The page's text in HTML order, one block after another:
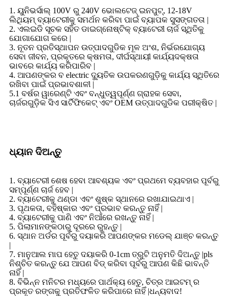
1. ୟୁନିଭର୍ସାଲ୍ 100V ରୁ 240V ଭୋଲଟେଜ୍ ଇନପୁଟ୍, 12-18V
ଲିଥିୟମ୍ ବ୍ୟାଟେରୀକୁ ସମର୍ଥନ କରିବା ପାଇଁ ବ୍ୟାପକ ସୁସଙ୍ଗତତା |
2. ଏଲଇଡି ସୂଚକ ସହିତ ଡାଇଗ୍ନୋଷ୍ଟିକ୍ ବ୍ୟାଟେରୀ ଚାର୍ଜ ସ୍ଥିତିକୁ
ଯୋଗାଯୋଗ କରେ |
3. ନୂତନ ପ୍ରତିସ୍ଥାପନ ଉତ୍ପାଦଗୁଡିକ ମୂଳ ଅଂଶ, ନିର୍ଭରଯୋଗ୍ୟ
ସେବା ଜୀବନ, ​​ପ୍ରକୃତରେ କ୍ଷମତା, ଦୀର୍ଘସ୍ଥାୟୀ କାର୍ଯ୍ୟଦକ୍ଷତା
ଭାବରେ କାର୍ଯ୍ୟ କରିପାରିବ |
4. ଆପଣଙ୍କର ବ electric ଦ୍ୟୁତିକ ଉପକରଣଗୁଡ଼ିକୁ କାର୍ଯ୍ୟ ସ୍ଥିତିରେ
ରଖିବା ପାଇଁ ପ୍ରଭାବଶାଳୀ |
5.1 ବର୍ଷର ୱାରେଣ୍ଟି ଏବଂ ବନ୍ଧୁତ୍ୱପୂର୍ଣ୍ଣ ଗ୍ରାହକ ସେବା,
ଚାର୍ଜରଗୁଡ଼ିକ ସିଏ ସାର୍ଟିଫିକେଟ୍ ଏବଂ OEM ଉତ୍ପାଦଗୁଡିକ ପରୀକ୍ଷିତ |
ଧ୍ୟାନ ଦିଅନ୍ତୁ
1. ବ୍ୟାଟେରୀ ଶେଷ ହେବା ଆବଶ୍ୟକ ଏବଂ ପ୍ରଥମେ ବ୍ୟବହାର ପୂର୍ବରୁ
ସମ୍ପୂର୍ଣ୍ଣ ଚାର୍ଜ ହେବ |
2. ବ୍ୟାଟେରୀକୁ ଥଣ୍ଡା ଏବଂ ଶୁଷ୍କ ସ୍ଥାନରେ ରଖାଯାଇଥାଏ |
3. ପୃଥକତା, ବହିଷ୍କାର ଏବଂ ପ୍ରଭାବ କରନ୍ତୁ ନାହିଁ |
4. ବ୍ୟାଟେରୀକୁ ପାଣି ଏବଂ ନିଆଁରେ ରଖନ୍ତୁ ନାହିଁ |
5. ପିଲାମାନଙ୍କଠାରୁ ଦୂରରେ ରୁହନ୍ତୁ |
6. ସ୍ଥାନ ଅର୍ଡର ପୂର୍ବରୁ ଦୟାକରି ଆପଣଙ୍କର ମଡେଲ୍ ଯାଞ୍ଚ କରନ୍ତୁ
|
7. ମାନୁଆଲ ମାପ ହେତୁ ଦୟାକରି 0-1cm ତ୍ରୁଟି ଅନୁମତି ଦିଅନ୍ତୁ |pls
ନିଶ୍ଚିତ କରନ୍ତୁ ଯେ ଆପଣ ବିଡ୍ କରିବା ପୂର୍ବରୁ ଆପଣ କିଛି ଭାବନ୍ତି
ନାହିଁ |
8. ବିଭିନ୍ନ ମନିଟର ମଧ୍ୟରେ ପାର୍ଥକ୍ୟ ହେତୁ, ଚିତ୍ର ଆଇଟମ୍ ର
ପ୍ରକୃତ ରଙ୍ଗକୁ ପ୍ରତିଫଳିତ କରିପାରେ ନାହିଁ |ଧନ୍ୟବାଦ!